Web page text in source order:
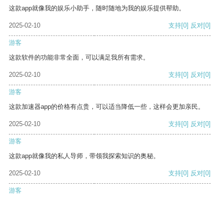
这款app就像我的娱乐小助手，随时随地为我的娱乐提供帮助。
2025-02-10 支持[0] 反对[0]
游客
这款软件的功能非常全面，可以满足我所有需求。
2025-02-10 支持[0] 反对[0]
游客
这款加速器app的价格有点贵，可以适当降低一些，这样会更加亲民。
2025-02-10 支持[0] 反对[0]
游客
这款app就像我的私人导师，带领我探索知识的奥秘。
2025-02-10 支持[0] 反对[0]
游客